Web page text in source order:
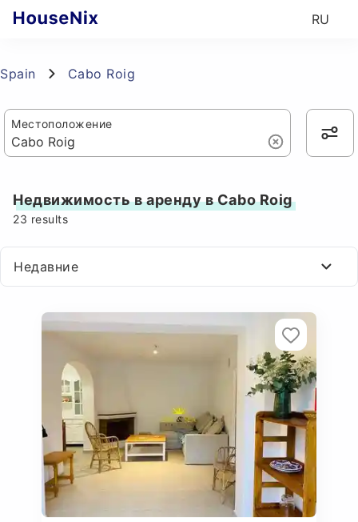
RU
Spain Cabo Roig
Местоположение
Недвижимость в аренду в Cabo Roig
23 results
Недавние